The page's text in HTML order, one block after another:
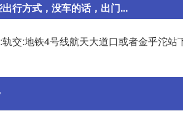
行方式，没车的话，出门...
交:地铁4号线航天大道口或者金乎沱